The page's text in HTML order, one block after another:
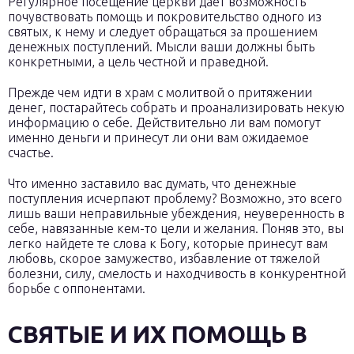
почувствовать помощь и покровительство одного из
святых, к нему и следует обращаться за прошением
денежных поступлений. Мысли ваши должны быть
конкретными, а цель честной и праведной.
Прежде чем идти в храм с молитвой о притяжении
денег, постарайтесь собрать и проанализировать некую
информацию о себе. Действительно ли вам помогут
именно деньги и принесут ли они вам ожидаемое
счастье.
Что именно заставило вас думать, что денежные
поступления исчерпают проблему? Возможно, это всего
лишь ваши неправильные убеждения, неуверенность в
себе, навязанные кем-то цели и желания. Поняв это, вы
легко найдете те слова к Богу, которые принесут вам
любовь, скорое замужество, избавление от тяжелой
болезни, силу, смелость и находчивость в конкурентной
борьбе с оппонентами.
СВЯТЫЕ И ИХ ПОМОЩЬ В